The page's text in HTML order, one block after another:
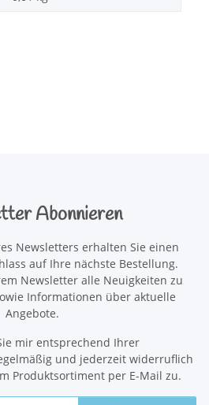
Abonnieren
Newsletters erhalten Sie einen
auf Ihre nächste Bestellung.
Newsletter alle Neuigkeiten zu
Informationen über aktuelle
Angebote.
mir entsprechend Ihrer
und jederzeit widerruflich
Produktsortiment per E-Mail zu.